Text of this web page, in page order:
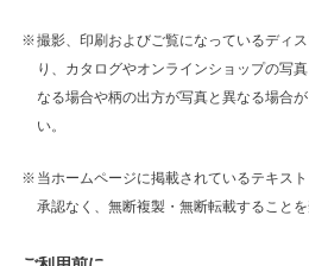
撮影、印刷およびご覧になっているディ
り、カタログやオンラインショップの写
なる場合や柄の出方が写真と異なる場合
い。
当ホームページに掲載されているテキス
承認なく、無断複製・無断転載することを